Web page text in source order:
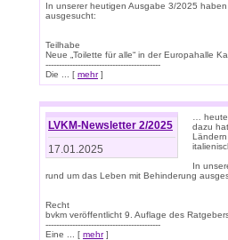
In unserer heutigen Ausgabe 3/2025
ausgesucht:
Teilhabe
Neue „Toilette für alle“ in der Europahalle
-------------------------------------------
Die ... [ mehr]
LVKM-Newsletter 2/2025
17.01.2025
…
dazu
In
rund um das Leben mit Behinderung
Recht
bvkm veröffentlicht 9. Auflage des
-------------------------------------------
Eine ... [ mehr]